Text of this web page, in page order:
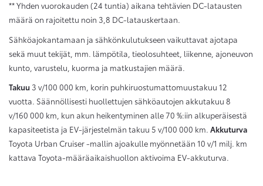
** Yhden vuorokauden (24 tuntia) aikana tehtävien DC-latausten
määrä on rajoitettu noin 3,8 DC-latauskertaan.
Sähköajokantamaan ja sähkönkulutukseen vaikuttavat ajotapa
sekä muut tekijät, mm. lämpötila, tieolosuhteet, liikenne, ajoneuvon
kunto, varustelu, kuorma ja matkustajien määrä.
Takuu 3 v/100 000 km, korin puhkiruostumattomuustakuu 12
vuotta. Säännöllisesti huollettujen sähköautojen akkutakuu 8
v/160 000 km, kun akun heikentyminen alle 70 %:iin alkuperäisestä
kapasiteetista ja EV-järjestelmän takuu 5 v/100 000 km. Akkuturva
Toyota Urban Cruiser -mallin ajoakulle myönnetään 10 v/1 milj. km
kattava Toyota-määräaikaishuollon aktivoima EV-akkuturva.